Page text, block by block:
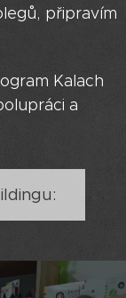
připravím
Kalach
a